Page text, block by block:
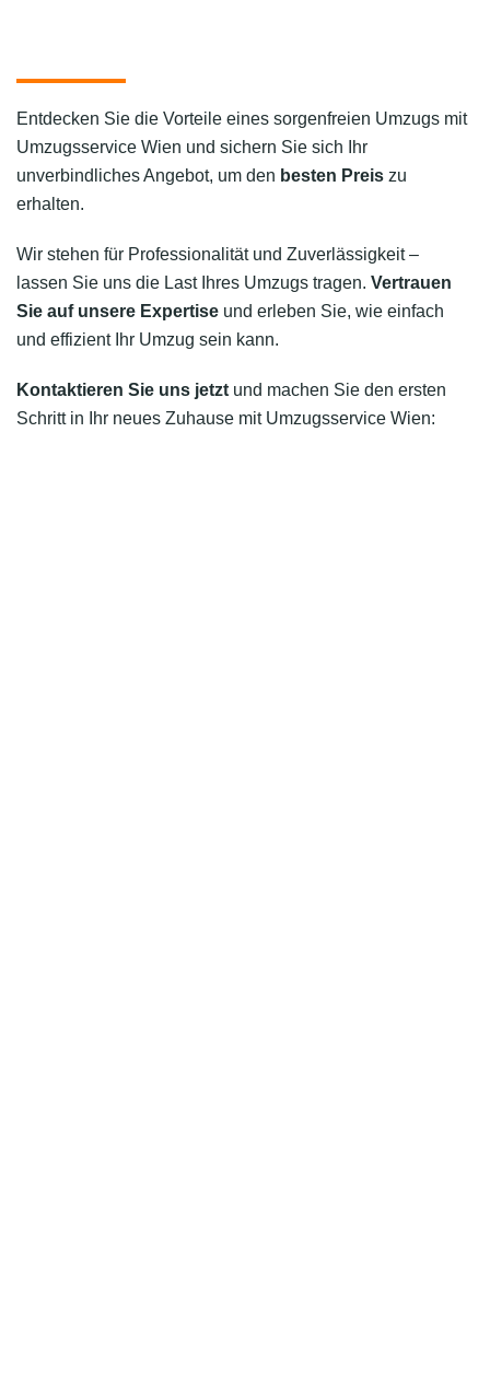
Entdecken Sie die Vorteile eines sorgenfreien Umzugs mit
Umzugsservice Wien und sichern Sie sich Ihr
unverbindliches Angebot, um den besten Preis zu
erhalten.
Wir stehen für Professionalität und Zuverlässigkeit –
lassen Sie uns die Last Ihres Umzugs tragen. Vertrauen
Sie auf unsere Expertise und erleben Sie, wie einfach
und effizient Ihr Umzug sein kann.
Kontaktieren Sie uns jetzt und machen Sie den ersten
Schritt in Ihr neues Zuhause mit Umzugsservice Wien: